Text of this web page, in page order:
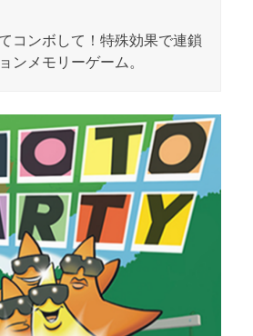
コンボして！特殊効果で連鎖
ンメモリーゲーム。